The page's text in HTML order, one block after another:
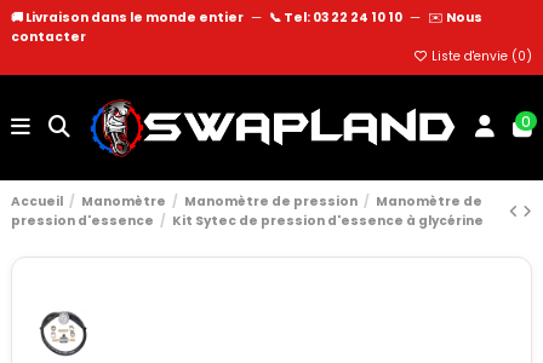
🚚 Livraison dans le monde entier — 📞 Tel: 03 22 24 10 10 — ✉️ Nous
contacter
Liste d'envie (0)
0
Accueil Manomètre Manomètre de pression
Manomètre de
pression d'essence
Kit Sytec de pression d'essence à glycérine